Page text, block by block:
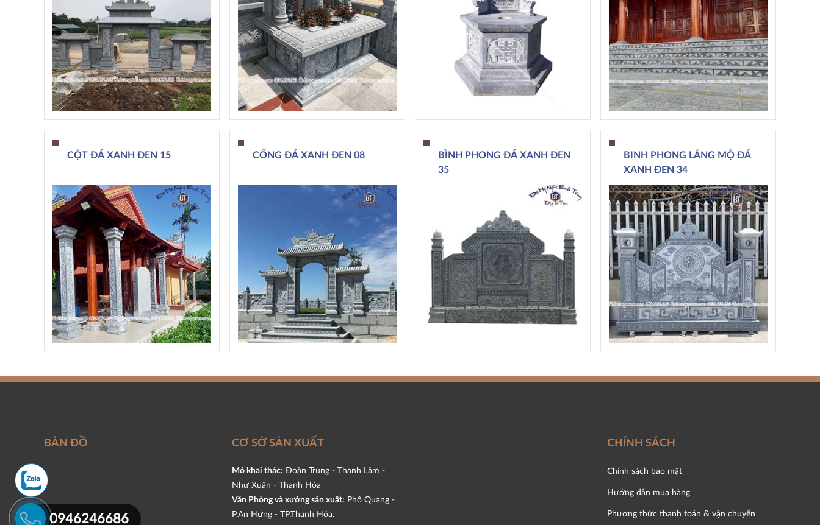
CỘT ĐÁ XANH ĐEN 15 CỔNG ĐÁ XANH ĐEN 08
BÌNH PHONG ĐÁ XANH ĐEN
35
BINH PHONG LĂNG MỘ ĐÁ
XANH ĐEN 34
BẢN ĐỒ CƠ SỞ SẢN XUẤT
Mỏ khai thác: Đoàn Trung - Thanh Lâm -
Như Xuân - Thanh Hóa
Văn Phòng và xưởng sản xuất: Phố Quang -
P.An Hưng - TP.Thanh Hóa.
CHÍNH SÁCH
Chính sách bảo mật
Hướng dẫn mua hàng
Phương thức thanh toán & vận chuyển
0946246686